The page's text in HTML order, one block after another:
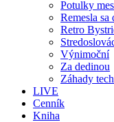
Potulky
Remesla sa
Retro
Výnimoční
Za dedinou
Záhady
LIVE
Cenník
Kniha